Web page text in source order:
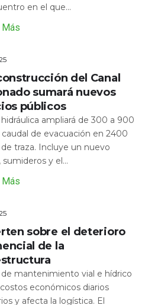
en el que...
Más
del Canal
sumará nuevos
públicos
hidráulica ampliará de 300 a 900
caudal de evacuación en 2400
traza. Incluye un nuevo
y el...
Más
sobre el deterioro
de la
de mantenimiento vial e hídrico
económicos diarios
y afecta la logística. El